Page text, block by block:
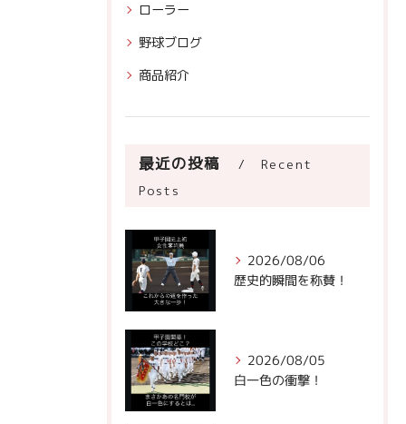
ローラー
野球ブログ
商品紹介
最近の投稿
Recent
Posts
2026/08/06
歴史的瞬間を称賛！
2026/08/05
白一色の衝撃！